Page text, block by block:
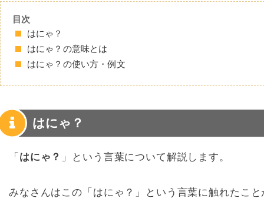
目次
はにゃ？
はにゃ？の意味とは
はにゃ？の使い方・例文
はにゃ？
「 はにゃ？ 」という言葉について解説します。
みなさんはこの「はにゃ？」という言葉に触れたこ